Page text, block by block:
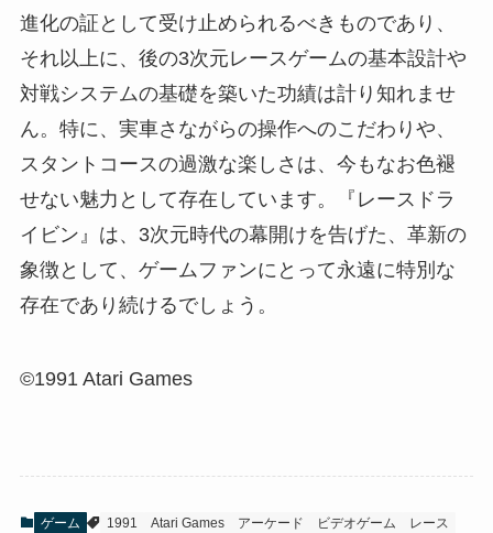
進化の証として受け止められるべきものであり、
それ以上に、後の3次元レースゲームの基本設計や
対戦システムの基礎を築いた功績は計り知れませ
ん。特に、実車さながらの操作へのこだわりや、
スタントコースの過激な楽しさは、今もなお色褪
せない魅力として存在しています。『レースドラ
イビン』は、3次元時代の幕開けを告げた、革新の
象徴として、ゲームファンにとって永遠に特別な
存在であり続けるでしょう。
©1991 Atari Games
ゲーム 1991 Atari Games アーケード ビデオゲーム レース